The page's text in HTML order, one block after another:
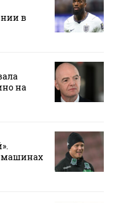
в
на
машинах